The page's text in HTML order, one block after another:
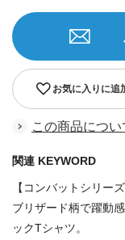
お気に入りに追
この商品につ
関連 KEYWORD
【コンバットシリーズ
ブリザード柄で躍動
ックTシャツ。